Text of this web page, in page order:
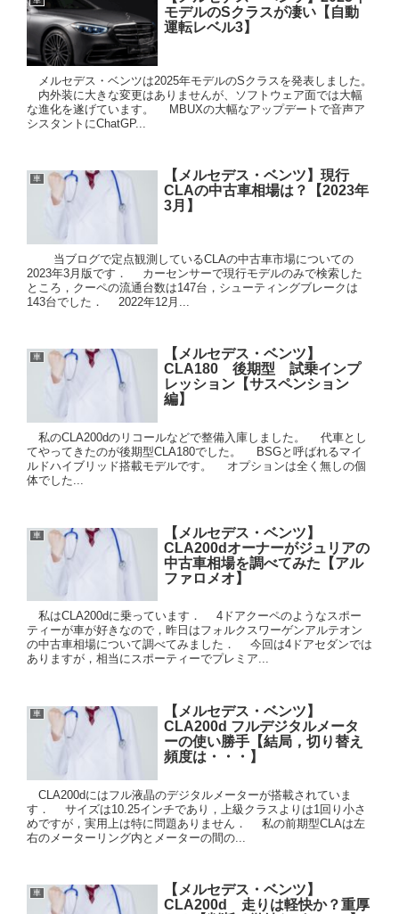
モデルのSクラスが凄い【自動
運転レベル3】
メルセデス・ベンツは2025年モデルのSクラスを発表しました。
内外装に大きな変更はありませんが、ソフトウェア面では大幅
な進化を遂げています。 MBUXの大幅なアップデートで音声ア
シスタントにChatGP...
車
【メルセデス・ベンツ】現行
CLAの中古車相場は？【2023年
3月】
当ブログで定点観測しているCLAの中古車市場についての
2023年3月版です． カーセンサーで現行モデルのみで検索した
ところ，クーペの流通台数は147台，シューティングブレークは
143台でした． 2022年12月...
車
【メルセデス・ベンツ】
CLA180 後期型 試乗インプ
レッション【サスペンション
編】
私のCLA200dのリコールなどで整備入庫しました。 代車とし
てやってきたのが後期型CLA180でした。 BSGと呼ばれるマイ
ルドハイブリッド搭載モデルです。 オプションは全く無しの個
体でした...
車
【メルセデス・ベンツ】
CLA200dオーナーがジュリアの
中古車相場を調べてみた【アル
ファロメオ】
私はCLA200dに乗っています． 4ドアクーペのようなスポー
ティーが車が好きなので，昨日はフォルクスワーゲンアルテオン
の中古車相場について調べてみました． 今回は4ドアセダンでは
ありますが，相当にスポーティーでプレミア...
車
【メルセデス・ベンツ】
CLA200d フルデジタルメータ
ーの使い勝手【結局，切り替え
頻度は・・・】
CLA200dにはフル液晶のデジタルメーターが搭載されていま
す． サイズは10.25インチであり，上級クラスよりは1回り小さ
めですが，実用上は特に問題ありません． 私の前期型CLAは左
右のメーターリング内とメーターの間の...
車
【メルセデス・ベンツ】
CLA200d 走りは軽快か？重厚